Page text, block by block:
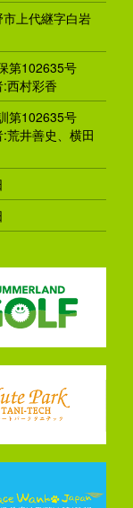
上代継字白岩
第102635号
西村彩香
第102635号
荒井善史、横田